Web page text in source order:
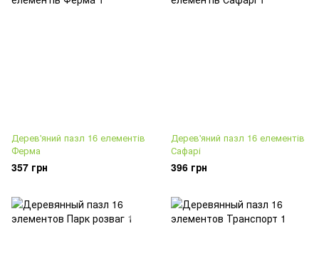
Дерев'яний пазл 16 елементів
Ферма
357 грн
Дерев'яний пазл 16 елементів
Сафарі
396 грн